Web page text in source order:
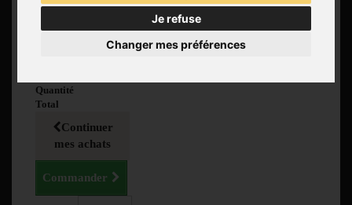
Je refuse
Changer mes préférences
Quantité
Total
Continuer
mes achats
Commander